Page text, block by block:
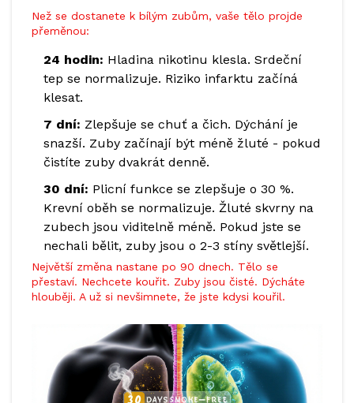
Než se dostanete k bílým zubům, vaše tělo projde
přeměnou:
24 hodin: Hladina nikotinu klesla. Srdeční
tep se normalizuje. Riziko infarktu začíná
klesat.
7 dní: Zlepšuje se chuť a čich. Dýchání je
snazší. Zuby začínají být méně žluté - pokud
čistíte zuby dvakrát denně.
30 dní: Plicní funkce se zlepšuje o 30 %.
Krevní oběh se normalizuje. Žluté skvrny na
zubech jsou viditelně méně. Pokud jste se
nechali bělit, zuby jsou o 2-3 stíny světlejší.
Největší změna nastane po 90 dnech. Tělo se
přestaví. Nechcete kouřit. Zuby jsou čisté. Dýcháte
hlouběji. A už si nevšimnete, že jste kdysi kouřil.